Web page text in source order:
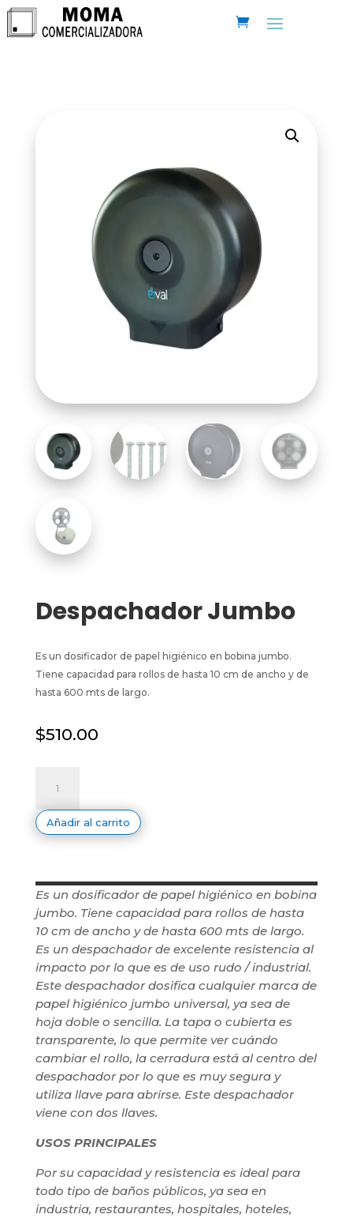
Despachador Jumbo
Es un dosificador de papel higiénico en bobina jumbo.
Tiene capacidad para rollos de hasta 10 cm de ancho y de
hasta 600 mts de largo.
$510.00
Jumbo
cantidad
Añadir al carrito
Es un dosificador de papel higiénico en bobina
jumbo. Tiene capacidad para rollos de hasta
10 cm de ancho y de hasta 600 mts de largo.
Es un despachador de excelente resistencia al
impacto por lo que es de uso rudo / industrial.
Este despachador dosifica cualquier marca de
papel higiénico jumbo universal, ya sea de
hoja doble o sencilla. La tapa o cubierta es
transparente, lo que permite ver cuándo
cambiar el rollo, la cerradura está al centro del
despachador por lo que es muy segura y
utiliza llave para abrirse. Este despachador
viene con dos llaves.
USOS PRINCIPALES
Por su capacidad y resistencia es ideal para
todo tipo de baños públicos, ya sea en
industria, restaurantes, hospitales, hoteles,